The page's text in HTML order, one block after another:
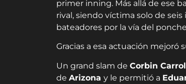
primer inning. Más allá de ese
rival, siendo víctima solo de
bateadores por la vía del
Gracias a esa actuación mejoró
Un grand slam de Corbin
de Arizona y le permitió a